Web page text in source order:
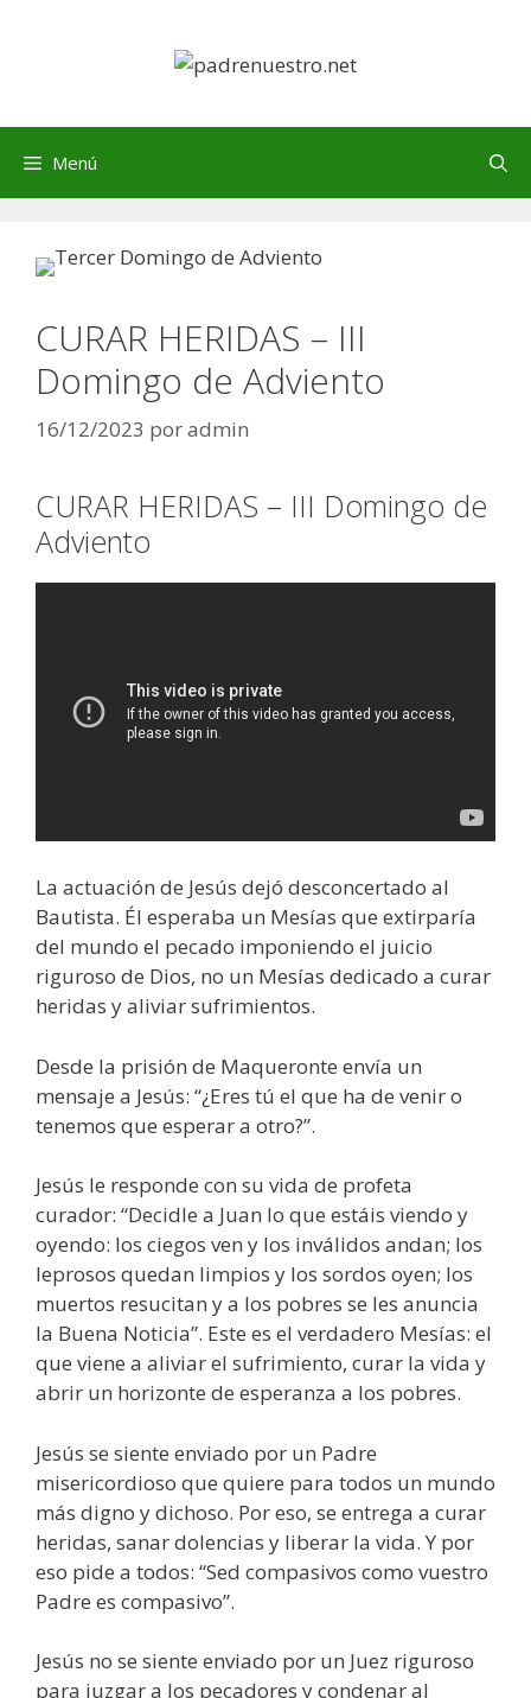
Menú
CURAR HERIDAS – III
Domingo de Adviento
16/12/2023 poradmin
CURAR HERIDAS – III Domingo de
Adviento
La actuación de Jesús dejó desconcertado al
Bautista. Él esperaba un Mesías que extirparía
del mundo el pecado imponiendo el juicio
riguroso de Dios, no un Mesías dedicado a curar
heridas y aliviar sufrimientos.
Desde la prisión de Maqueronte envía un
mensaje a Jesús: “¿Eres tú el que ha de venir o
tenemos que esperar a otro?”.
Jesús le responde con su vida de profeta
curador: “Decidle a Juan lo que estáis viendo y
oyendo: los ciegos ven y los inválidos andan; los
leprosos quedan limpios y los sordos oyen; los
muertos resucitan y a los pobres se les anuncia
la Buena Noticia”. Este es el verdadero Mesías: el
que viene a aliviar el sufrimiento, curar la vida y
abrir un horizonte de esperanza a los pobres.
Jesús se siente enviado por un Padre
misericordioso que quiere para todos un mundo
más digno y dichoso. Por eso, se entrega a curar
heridas, sanar dolencias y liberar la vida. Y por
eso pide a todos: “Sed compasivos como vuestro
Padre es compasivo”.
Jesús no se siente enviado por un Juez riguroso
para juzgar a los pecadores y condenar al